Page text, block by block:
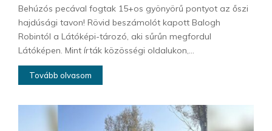
Behúzós pecával fogtak 15+os gyönyörű pontyot az őszi
hajdúsági tavon! Rövid beszámolót kapott Balogh
Robintól a Látóképi-tározó, aki sűrűn megfordul
Látóképen. Mint írták közösségi oldalukon,...
Tovább olvasom